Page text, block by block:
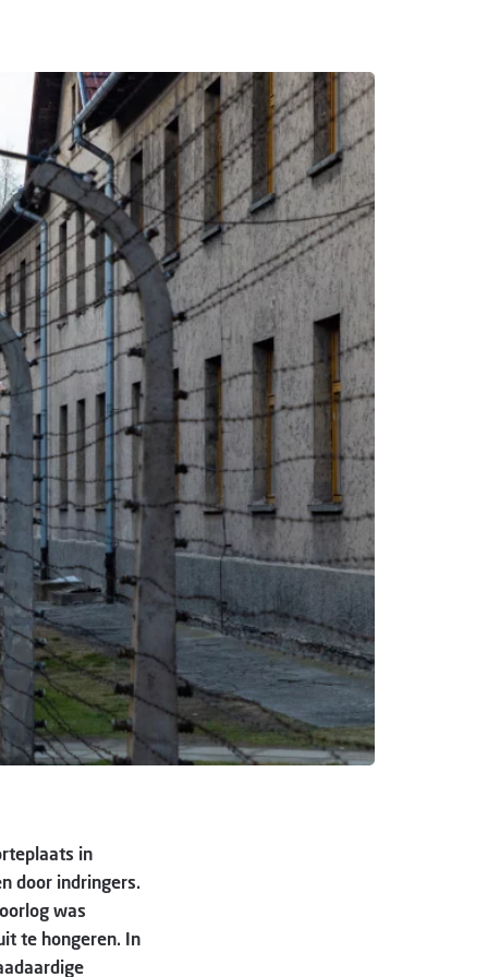
in
door indringers.
was
te hongeren. In